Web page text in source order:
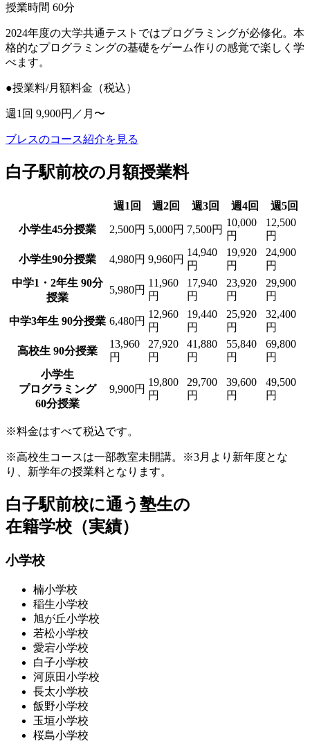
授業時間 60分
2024年度の大学共通テストではプログラミングが必修化。本
格的なプログラミングの基礎をゲーム作りの感覚で楽しく学
べます。
●授業料/月額料金（税込）
週1回 9,900円／月〜
ブレスのコース紹介を見る
白子駅前校の月額授業料
週1回 週2回 週3回 週4回
週5回
小学生45分授業
2,500円 5,000円 7,500円
10,000
円
12,500
円
小学生90分授業
4,980円 9,960円
14,940
円
19,920
円
24,900
円
中学1・2年生 90分
授業
5,980円
11,960
円
17,940
円
23,920
円
29,900
円
中学3年生 90分授業 6,480円
12,960
円
19,440
円
25,920
円
32,400
円
高校生 90分授業
13,960
円
27,920
円
41,880
円
55,840
円
69,800
円
小学生
プログラミング
60分授業
9,900円
19,800
円
29,700
円
39,600
円
49,500
円
※料金はすべて税込です。
※高校生コースは一部教室未開講。※3月より新年度とな
り、新学年の授業料となります。
白子駅前校に通う塾生の
在籍学校（実績）
小学校
楠小学校
稲生小学校
旭が丘小学校
若松小学校
愛宕小学校
白子小学校
河原田小学校
長太小学校
飯野小学校
玉垣小学校
桜島小学校